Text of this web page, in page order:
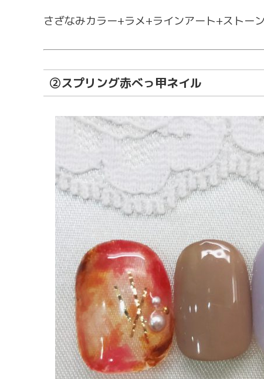
さざなみカラー+ラメ+ラインアート+ストー
②スプリング赤べっ甲ネイル